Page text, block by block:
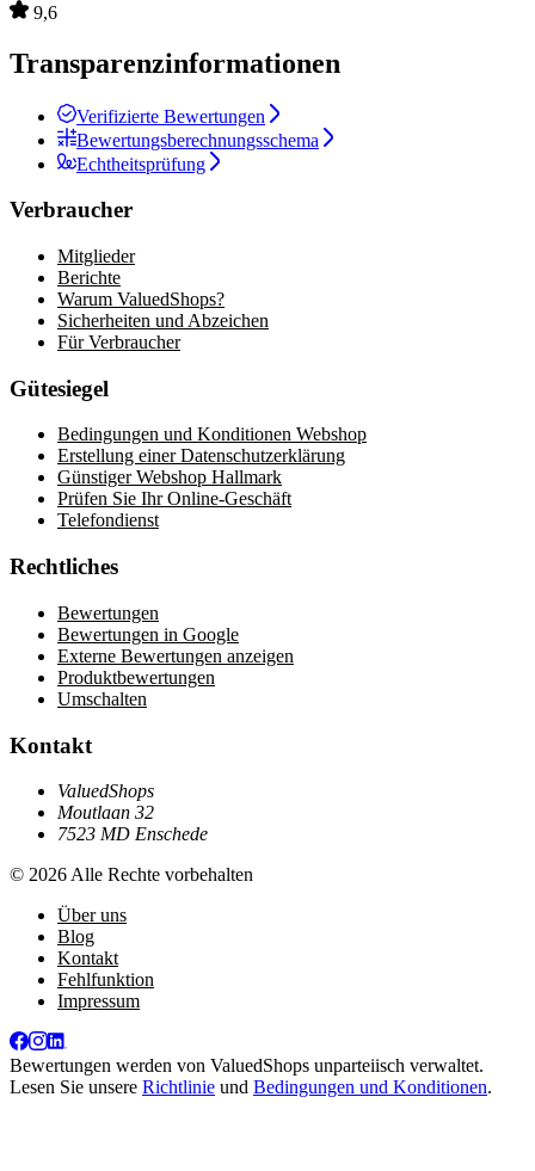
9,6
Transparenzinformationen
Verifizierte Bewertungen
Bewertungsberechnungsschema
Echtheitsprüfung
Verbraucher
Mitglieder
Berichte
Warum ValuedShops?
Sicherheiten und Abzeichen
Für Verbraucher
Gütesiegel
Bedingungen und Konditionen Webshop
Erstellung einer Datenschutzerklärung
Günstiger Webshop Hallmark
Prüfen Sie Ihr Online-Geschäft
Telefondienst
Rechtliches
Bewertungen
Bewertungen in Google
Externe Bewertungen anzeigen
Produktbewertungen
Umschalten
Kontakt
ValuedShops
Moutlaan 32
7523 MD Enschede
© 2026 Alle Rechte vorbehalten
Über uns
Blog
Kontakt
Fehlfunktion
Impressum
Bewertungen werden von ValuedShops unparteiisch verwaltet.
Lesen Sie unsere Richtlinie und Bedingungen und Konditionen.